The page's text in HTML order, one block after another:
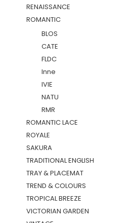
RENAISSANCE
ROMANTIC
BLOS
CATE
FLDC
Inne
IVIE
NATU
RMR
ROMANTIC LACE
ROYALE
SAKURA
TRADITIONAL ENGLISH
TRAY & PLACEMAT
TREND & COLOURS
TROPICAL BREEZE
VICTORIAN GARDEN